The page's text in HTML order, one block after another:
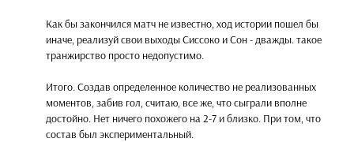
Как бы закончился матч не известно, ход истории пошел бы
иначе, реализуй свои выходы Сиссоко и Сон - дважды. такое
транжирство просто недопустимо.
Итого. Создав определенное количество не реализованных
моментов, забив гол, считаю, все же, что сыграли вполне
достойно. Нет ничего похожего на 2-7 и близко. При том, что
состав был экспериментальный.